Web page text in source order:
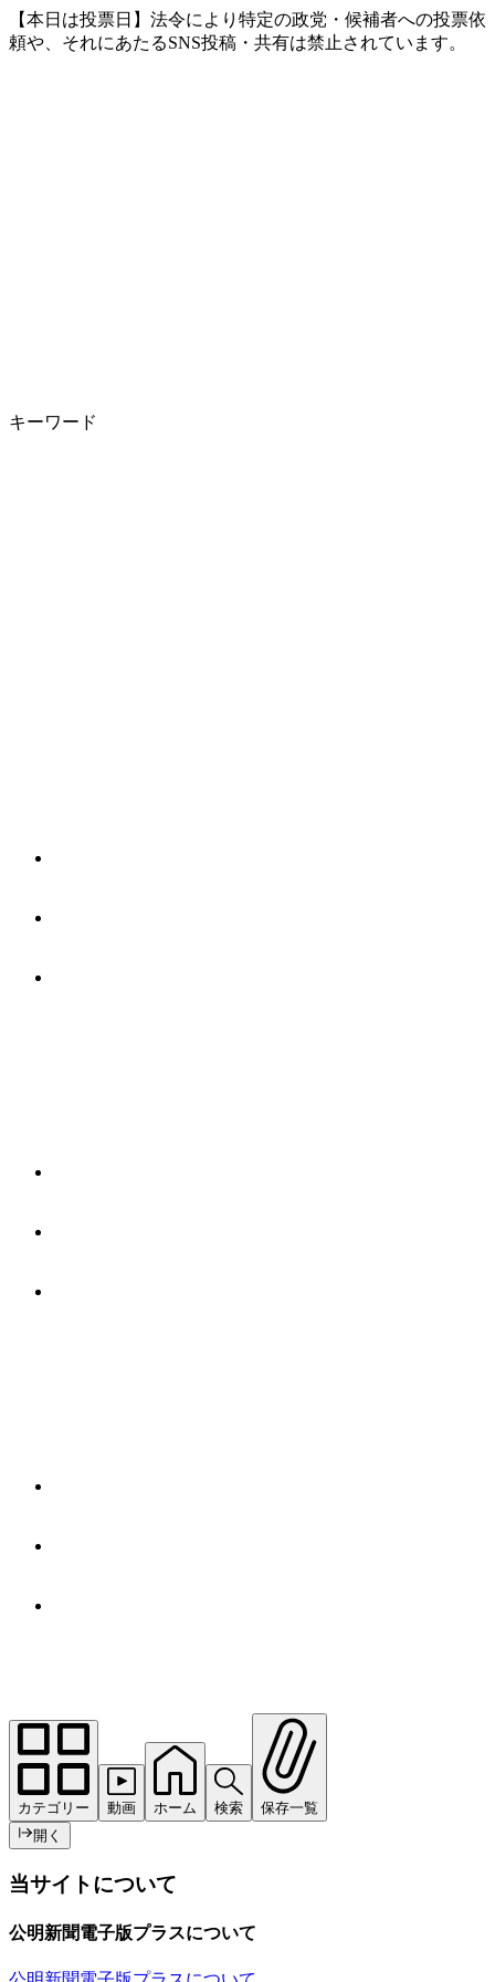
【本日は投票日】法令により特定の政党・候補者への投票依
頼や、それにあたるSNS投稿・共有は禁止されています。
キーワード
カテゴリー 動画 ホーム 検索
保存一覧
開く
当サイトについて
公明新聞電子版プラスについて